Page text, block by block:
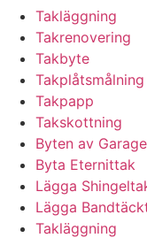
Takläggning
Takrenovering
Takbyte
Takplåtsmålning
Takpapp
Takskottning
Byten av
Byta Eternittak
Lägga
Lägga
Takläggning